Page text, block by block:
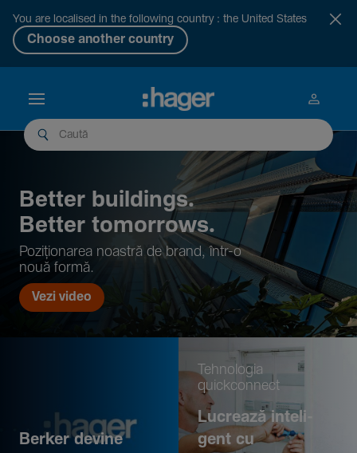
You are localised in the following country : the United States
Choose another country
Better buil­dings.
Better tomor­rows.
Pozi­țio­narea noastră de brand, într-o
nouă formă.
Vezi video
Berker devine
Tehno­logia
quickconnect
Lucrează inte­li­
gent cu